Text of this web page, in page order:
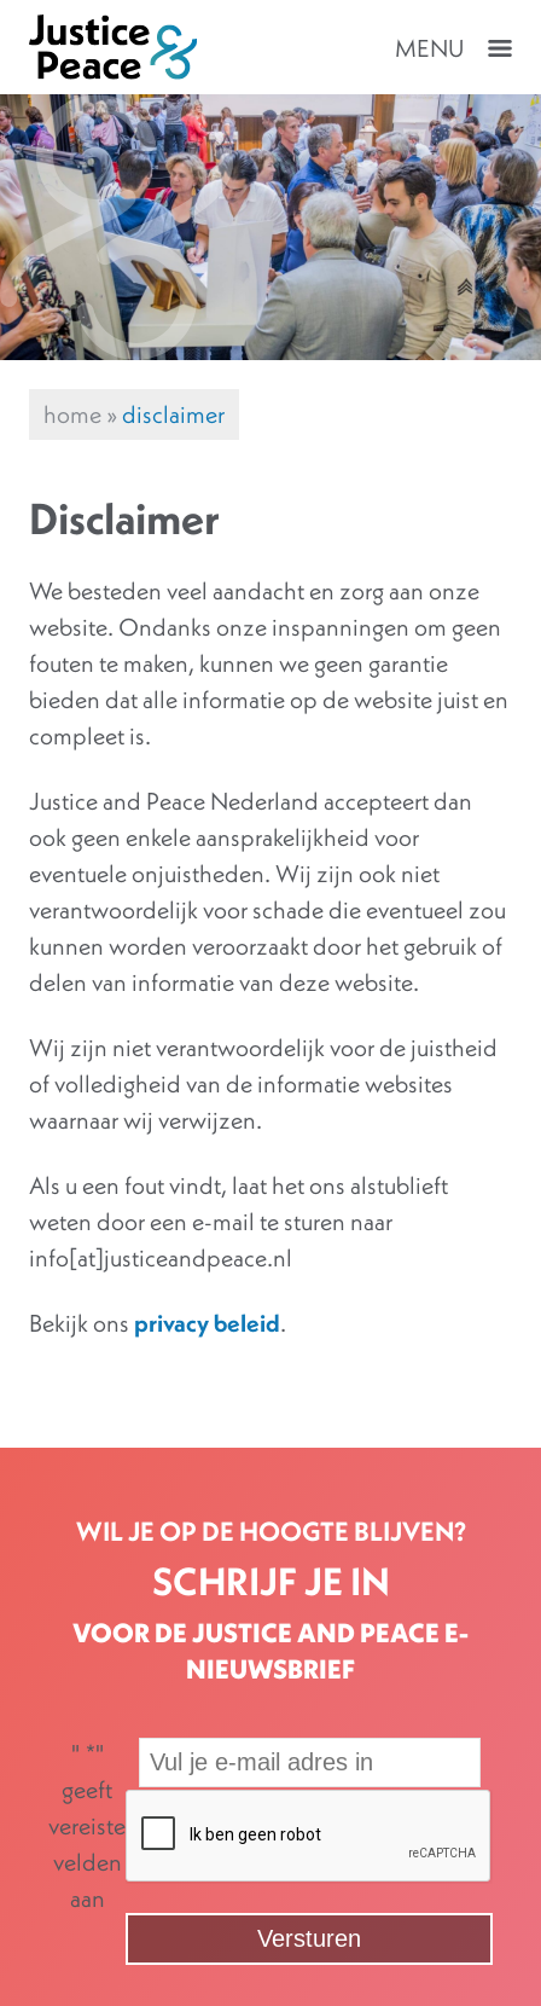
MENU
home»disclaimer
Disclaimer
We besteden veel aandacht en zorg aan onze
website. Ondanks onze inspanningen om geen
fouten te maken, kunnen we geen garantie
bieden dat alle informatie op de website juist en
compleet is.
Justice and Peace Nederland accepteert dan
ook geen enkele aansprakelijkheid voor
eventuele onjuistheden. Wij zijn ook niet
verantwoordelijk voor schade die eventueel zou
kunnen worden veroorzaakt door het gebruik of
delen van informatie van deze website.
Wij zijn niet verantwoordelijk voor de juistheid
of volledigheid van de informatie websites
waarnaar wij verwijzen.
Als u een fout vindt, laat het ons alstublieft
weten door een e-mail te sturen naar
info[at]justiceandpeace.nl
Bekijk ons privacy beleid.
WIL JE OP DE HOOGTE BLIJVEN?
SCHRIJF JE IN
VOOR DE JUSTICE AND PEACE E-
NIEUWSBRIEF
" *"
geeft
vereiste
velden
aan